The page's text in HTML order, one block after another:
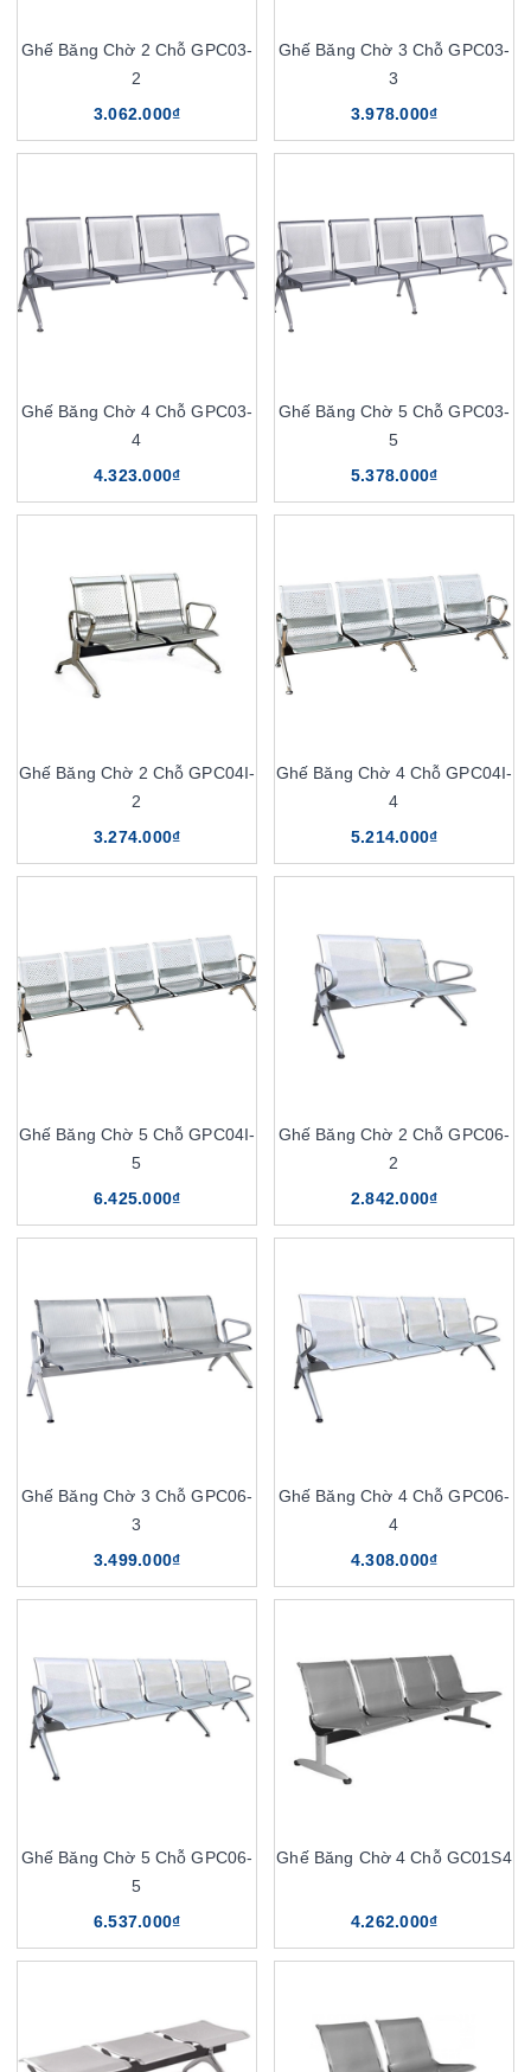
Ghế Băng Chờ 2 Chỗ GPC03-
2
3.062.000₫
Ghế Băng Chờ 3 Chỗ GPC03-
3
3.978.000₫
Ghế Băng Chờ 4 Chỗ GPC03-
4
4.323.000₫
Ghế Băng Chờ 5 Chỗ GPC03-
5
5.378.000₫
Ghế Băng Chờ 2 Chỗ GPC04I-
2
3.274.000₫
Ghế Băng Chờ 4 Chỗ GPC04I-
4
5.214.000₫
Ghế Băng Chờ 5 Chỗ GPC04I-
5
6.425.000₫
Ghế Băng Chờ 2 Chỗ GPC06-
2
2.842.000₫
Ghế Băng Chờ 3 Chỗ GPC06-
3
3.499.000₫
Ghế Băng Chờ 4 Chỗ GPC06-
4
4.308.000₫
Ghế Băng Chờ 5 Chỗ GPC06-
5
6.537.000₫
Ghế Băng Chờ 4 Chỗ GC01S4
4.262.000₫